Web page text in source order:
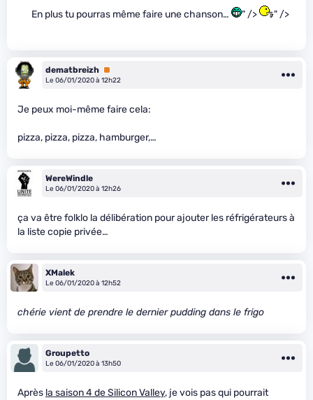
En plus tu pourras même faire une chanson… " /> " />
dematbreizh Premium
Le 06/01/2020 à 12h22
Je peux moi-même faire cela:
pizza, pizza, pizza, hamburger,…
WereWindle
Le 06/01/2020 à 12h26
ça va être folklo la délibération pour ajouter les réfrigérateurs à
la liste copie privée…
XMalek
Le 06/01/2020 à 12h52
chérie vient de prendre le dernier pudding dans le frigo
Groupetto
Le 06/01/2020 à 13h50
Après la saison 4 de Silicon Valley, je vois pas qui pourrait